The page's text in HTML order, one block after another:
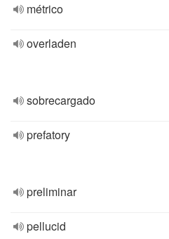
métrico
overladen
sobrecargado
prefatory
preliminar
pellucid